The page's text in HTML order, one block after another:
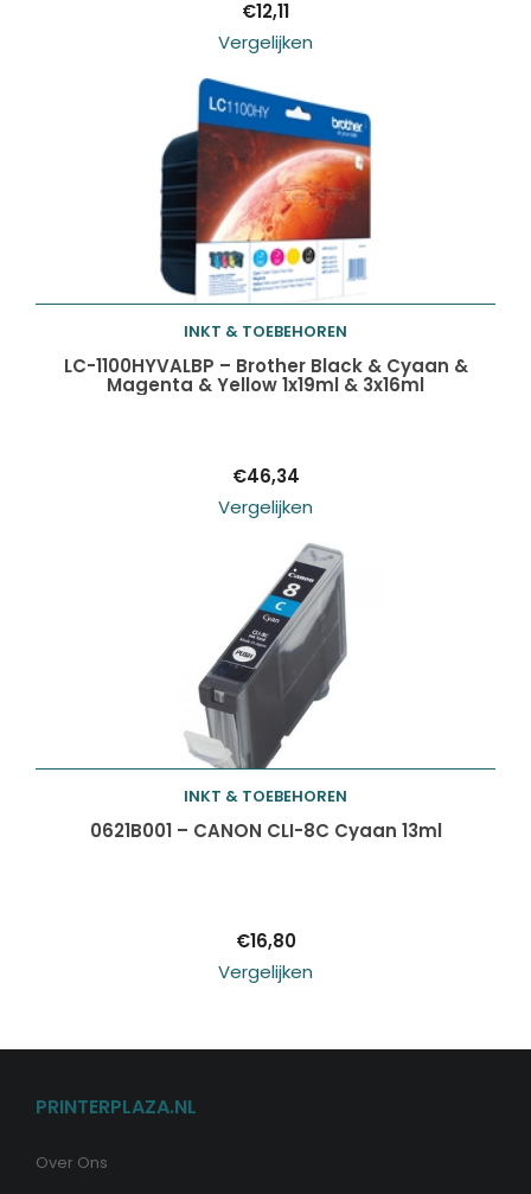
€12,11
Vergelijken
Toevoegen aan
INKT & TOEBEHOREN
LC-1100HYVALBP – Brother Black & Cyaan &
Magenta & Yellow 1x19ml & 3x16ml
€46,34
Vergelijken
Toevoegen aan
INKT & TOEBEHOREN
0621B001 – CANON CLI-8C Cyaan 13ml
€16,80
Vergelijken
PRINTERPLAZA.NL
Over Ons